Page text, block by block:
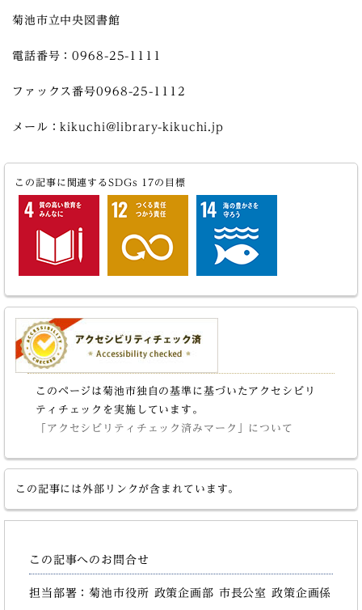
菊池市立中央図書館
電話番号：0968-25-1111
ファックス番号0968-25-1112
メール：kikuchi@library-kikuchi.jp
この記事に関連するSDGs 17の目標
このページは菊池市独自の基準に基づいたアクセシビリ
ティチェックを実施しています。
「アクセシビリティチェック済みマーク」について
この記事には外部リンクが含まれています。
この記事へのお問合せ
担当部署：菊池市役所 政策企画部 市長公室 政策企画係